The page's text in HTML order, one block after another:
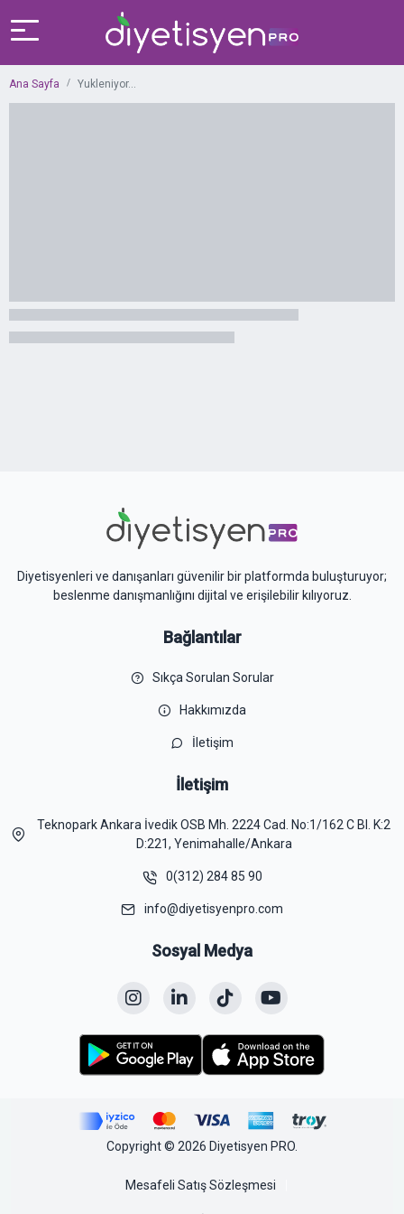
Ana Sayfa Yukleniyor...
Diyetisyenleri ve danışanları güvenilir bir platformda buluşturuyor;
beslenme danışmanlığını dijital ve erişilebilir kılıyoruz.
Bağlantılar
Sıkça Sorulan Sorular
Hakkımızda
İletişim
İletişim
Teknopark Ankara İvedik OSB Mh. 2224 Cad. No:1/162 C Bl. K:2
D:221, Yenimahalle/Ankara
0(312) 284 85 90
info@diyetisyenpro.com
Sosyal Medya
Copyright © 2026 Diyetisyen PRO.
Mesafeli Satış Sözleşmesi